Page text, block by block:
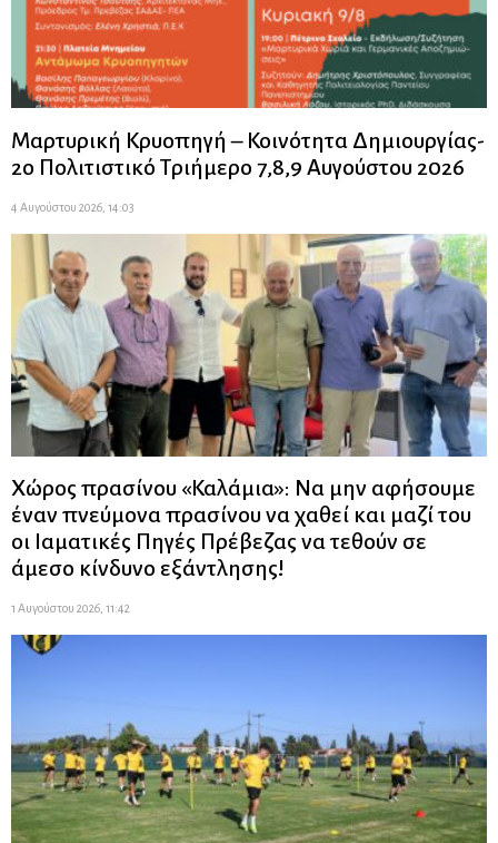
Μαρτυρική Κρυοπηγή – Κοινότητα Δημιουργίας-
2ο Πολιτιστικό Τριήμερο 7,8,9 Αυγούστου 2026
4 Αυγούστου 2026, 14:03
Χώρος πρασίνου «Καλάμια»: Να μην αφήσουμε
έναν πνεύμονα πρασίνου να χαθεί και μαζί του
οι Ιαματικές Πηγές Πρέβεζας να τεθούν σε
άμεσο κίνδυνο εξάντλησης!
1 Αυγούστου 2026, 11:42